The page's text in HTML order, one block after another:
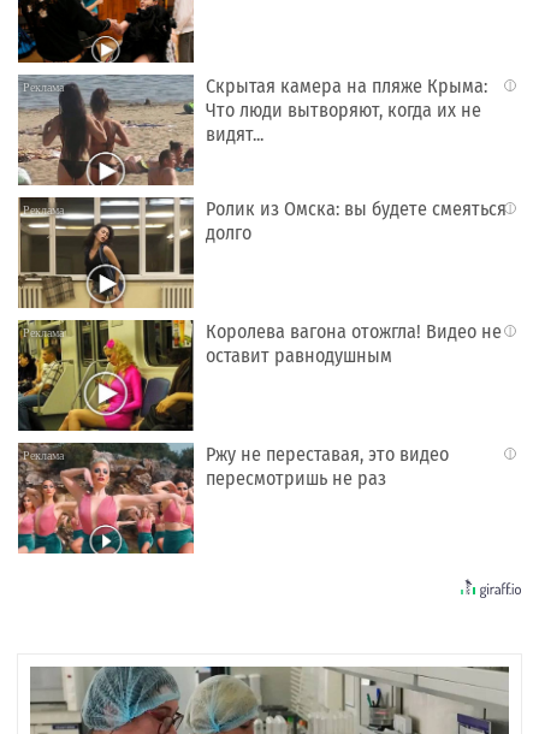
i
Скрытая камера на пляже Крыма:
Что люди вытворяют, когда их не
видят...
i
Ролик из Омска: вы будете смеяться
долго
i
Королева вагона отожгла! Видео не
оставит равнодушным
i
Ржу не переставая, это видео
пересмотришь не раз